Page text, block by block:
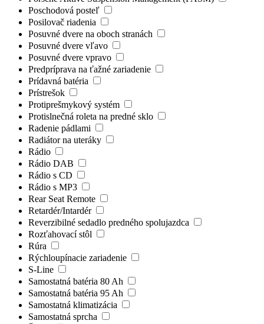
Poschodová posteľ
Posilovač riadenia
Posuvné dvere na oboch stranách
Posuvné dvere vľavo
Posuvné dvere vpravo
Predpríprava na ťažné zariadenie
Prídavná batéria
Prístrešok
Protiprešmykový systém
Protislnečná roleta na predné sklo
Radenie pádlami
Radiátor na uteráky
Rádio
Rádio DAB
Rádio s CD
Rádio s MP3
Rear Seat Remote
Retardér/Intardér
Reverzibilné sedadlo predného spolujazdca
Rozťahovací stôl
Rúra
Rýchloupínacie zariadenie
S-Line
Samostatná batéria 80 Ah
Samostatná batéria 95 Ah
Samostatná klimatizácia
Samostatná sprcha